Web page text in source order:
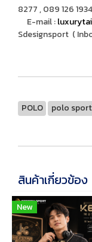
8277 , 089 126 1934
E-mail :
Sdesignsport (
POLO polo sport
สินค้าเกี่ยวข้อง
New